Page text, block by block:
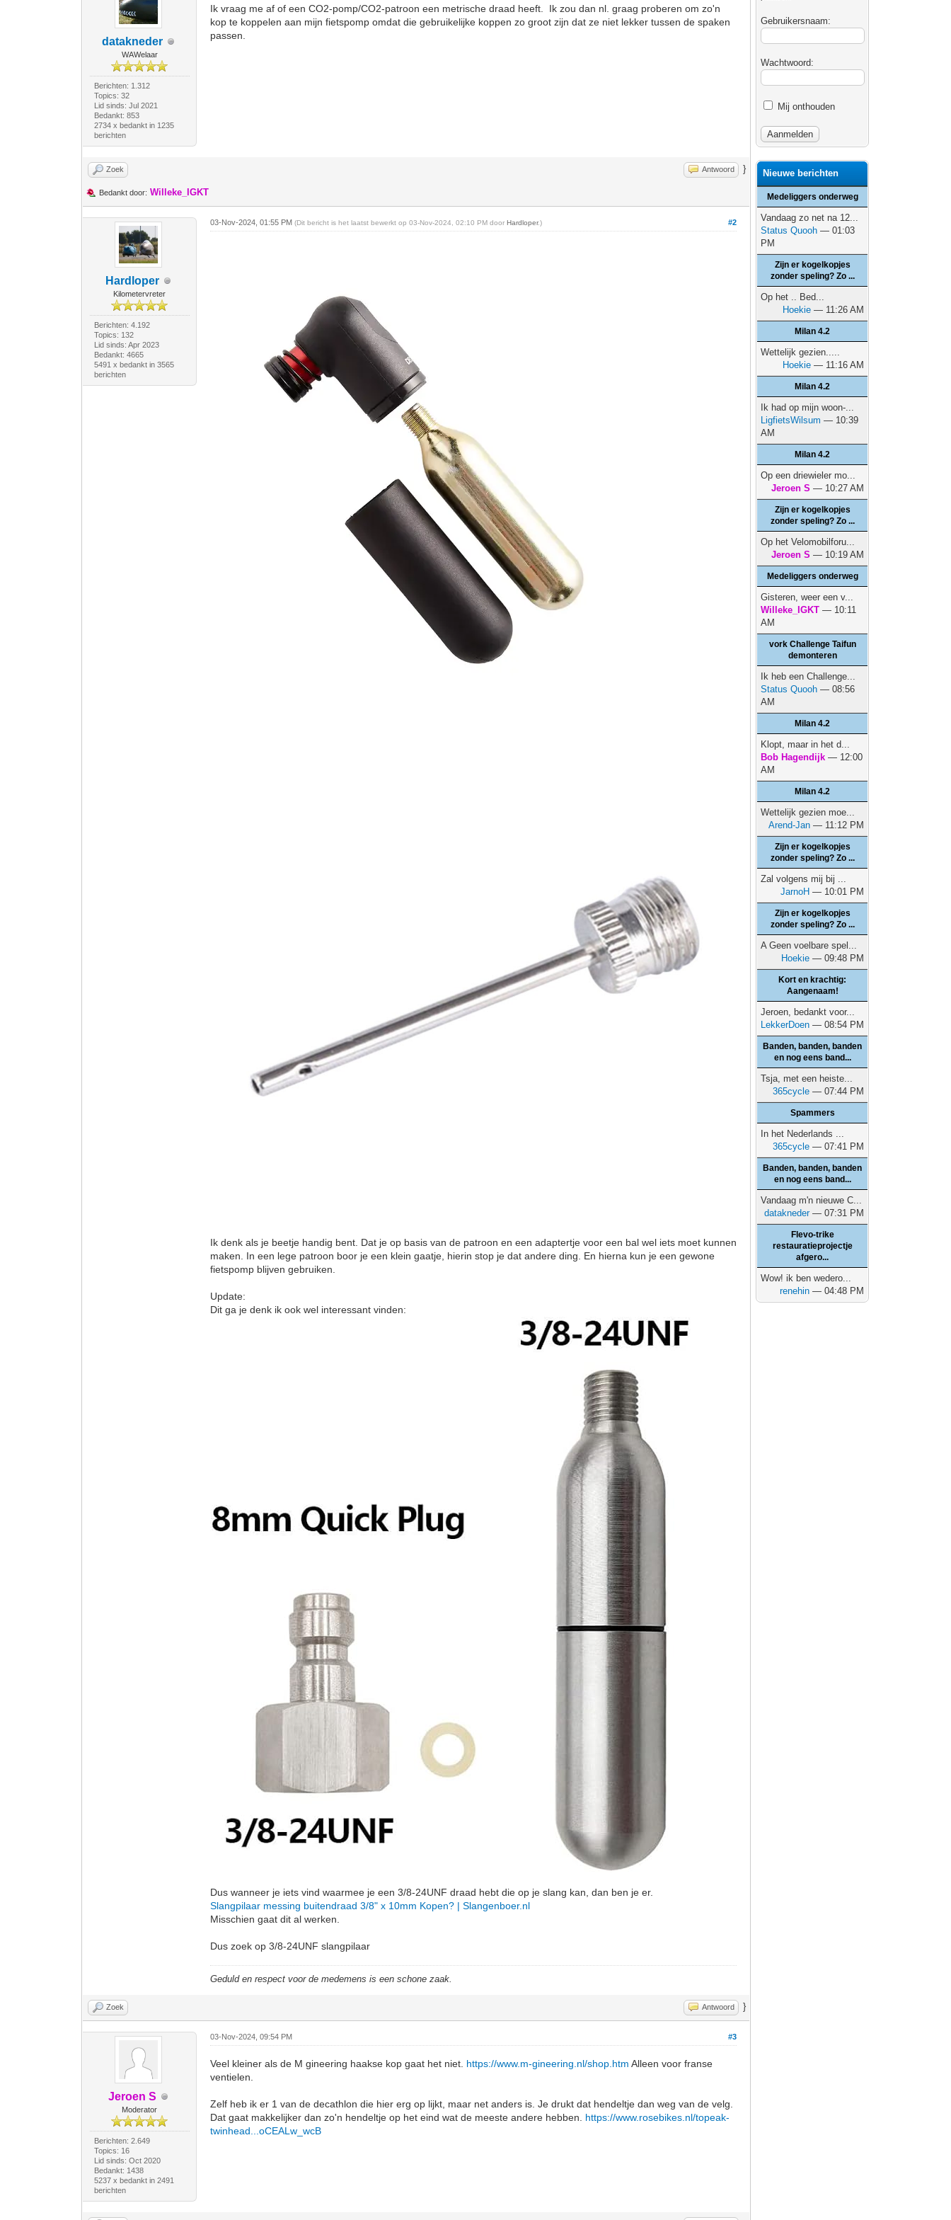
datakneder
WAWelaar
Berichten: 1.312
Topics: 32
Lid sinds: Jul 2021
Bedankt: 853
2734 x bedankt in 1235
berichten
Ik vraag me af of een CO2-pomp/CO2-patroon een metrische draad heeft. Ik zou dan nl. graag proberen om zo'n
kop te koppelen aan mijn fietspomp omdat die gebruikelijke koppen zo groot zijn dat ze niet lekker tussen de spaken
passen.
Zoek Antwoord }
Bedankt door: Willeke_IGKT
Hardloper
Kilometervreter
Berichten: 4.192
Topics: 132
Lid sinds: Apr 2023
Bedankt: 4665
5491 x bedankt in 3565
berichten
#2
03-Nov-2024, 01:55 PM(Dit bericht is het laatst bewerkt op 03-Nov-2024, 02:10 PM doorHardloper.)
Ik denk als je beetje handig bent. Dat je op basis van de patroon en een adaptertje voor een bal wel iets moet kunnen
maken. In een lege patroon boor je een klein gaatje, hierin stop je dat andere ding. En hierna kun je een gewone
fietspomp blijven gebruiken.
Update:
Dit ga je denk ik ook wel interessant vinden:
Dus wanneer je iets vind waarmee je een 3/8-24UNF draad hebt die op je slang kan, dan ben je er.
Slangpilaar messing buitendraad 3/8" x 10mm Kopen? | Slangenboer.nl
Misschien gaat dit al werken.
Dus zoek op 3/8-24UNF slangpilaar
Geduld en respect voor de medemens is een schone zaak.
Zoek Antwoord }
Jeroen S
Moderator
Berichten: 2.649
Topics: 16
Lid sinds: Oct 2020
Bedankt: 1438
5237 x bedankt in 2491
berichten
#3
03-Nov-2024, 09:54 PM
Veel kleiner als de M gineering haakse kop gaat het niet. https://www.m-gineering.nl/shop.htm Alleen voor franse
ventielen.
Zelf heb ik er 1 van de decathlon die hier erg op lijkt, maar net anders is. Je drukt dat hendeltje dan weg van de velg.
Dat gaat makkelijker dan zo'n hendeltje op het eind wat de meeste andere hebben. https://www.rosebikes.nl/topeak-
twinhead...oCEALw_wcB
Gebruikersnaam:
Wachtwoord:
Mij onthouden
Nieuwe berichten
Medeliggers onderweg
Vandaag zo net na 12...
Status Quooh — 01:03
PM
Zijn er kogelkopjes
zonder speling? Zo ...
Op het .. Bed...
Hoekie — 11:26 AM
Milan 4.2
Wettelijk gezien.....
Hoekie — 11:16 AM
Milan 4.2
Ik had op mijn woon-...
LigfietsWilsum — 10:39
AM
Milan 4.2
Op een driewieler mo...
Jeroen S — 10:27 AM
Zijn er kogelkopjes
zonder speling? Zo ...
Op het Velomobilforu...
Jeroen S — 10:19 AM
Medeliggers onderweg
Gisteren, weer een v...
Willeke_IGKT — 10:11
AM
vork Challenge Taifun
demonteren
Ik heb een Challenge...
Status Quooh — 08:56
AM
Milan 4.2
Klopt, maar in het d...
Bob Hagendijk — 12:00
AM
Milan 4.2
Wettelijk gezien moe...
Arend-Jan — 11:12 PM
Zijn er kogelkopjes
zonder speling? Zo ...
Zal volgens mij bij ...
JarnoH — 10:01 PM
Zijn er kogelkopjes
zonder speling? Zo ...
A Geen voelbare spel...
Hoekie — 09:48 PM
Kort en krachtig:
Aangenaam!
Jeroen, bedankt voor...
LekkerDoen — 08:54 PM
Banden, banden, banden
en nog eens band...
Tsja, met een heiste...
365cycle — 07:44 PM
Spammers
In het Nederlands ...
365cycle — 07:41 PM
Banden, banden, banden
en nog eens band...
Vandaag m'n nieuwe C...
datakneder— 07:31 PM
Flevo-trike
restauratieprojectje
afgero...
Wow! ik ben wedero...
renehin — 04:48 PM